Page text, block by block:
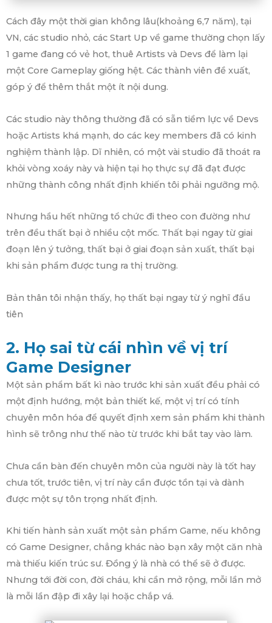
Cách đây một thời gian không lâu(khoảng 6,7 năm), tại
VN, các studio nhỏ, các Start Up về game thường chọn lấy
1 game đang có vẻ hot, thuê Artists và Devs để làm lại
một Core Gameplay giống hệt. Các thành viên đề xuất,
góp ý để thêm thắt một ít nội dung.
Các studio này thông thường đã có sẵn tiềm lực về Devs
hoặc Artists khá mạnh, do các key members đã có kinh
nghiệm thành lập. Dĩ nhiên, có một vài studio đã thoát ra
khỏi vòng xoáy này và hiện tại họ thực sự đã đạt được
những thành công nhất định khiến tôi phải ngưỡng mộ.
Nhưng hầu hết những tổ chức đi theo con đường như
trên đều thất bại ở nhiều cột mốc. Thất bại ngay từ giai
đoạn lên ý tưởng, thất bại ở giai đoạn sản xuất, thất bại
khi sản phẩm được tung ra thị trường.
Bản thân tôi nhận thấy, họ thất bại ngay từ ý nghĩ đầu
tiên
2. Họ sai từ cái nhìn về vị trí
Game Designer
Một sản phẩm bất kì nào trước khi sản xuất đều phải có
một định hướng, một bản thiết kế, một vị trí có tính
chuyên môn hóa để quyết định xem sản phẩm khi thành
hình sẽ trông như thế nào từ trước khi bắt tay vào làm.
Chưa cần bàn đến chuyên môn của người này là tốt hay
chưa tốt, trước tiên, vị trí này cần được tồn tại và dành
được một sự tôn trọng nhất định.
Khi tiến hành sản xuất một sản phẩm Game, nếu không
có Game Designer, chẳng khác nào bạn xây một căn nhà
mà thiếu kiến trúc sư. Đồng ý là nhà có thể sẽ ở được.
Nhưng tới đời con, đời cháu, khi cần mở rộng, mỗi lần mở
là mỗi lần đập đi xây lại hoặc chắp vá.